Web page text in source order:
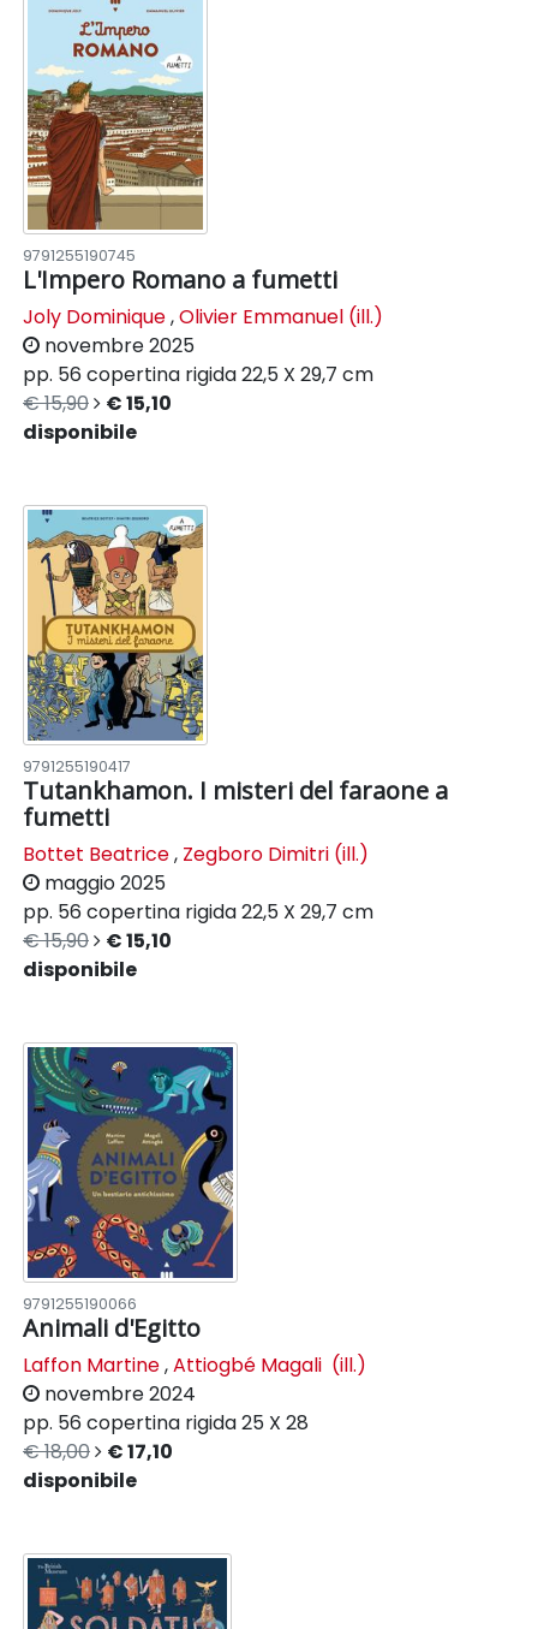
9791255190745
L'Impero Romano a fumetti
Joly Dominique,Olivier Emmanuel (ill.)
novembre 2025
pp. 56 copertina rigida22,5 X 29,7 cm
€ 15,90
€ 15,10
disponibile
9791255190417
Tutankhamon. I misteri del faraone a
fumetti
Bottet Beatrice, Zegboro Dimitri (ill.)
maggio 2025
pp. 56 copertina rigida22,5 X 29,7 cm
€ 15,90
€ 15,10
disponibile
9791255190066
Animali d'Egitto
Laffon Martine,Attiogbé Magali (ill.)
novembre 2024
pp. 56 copertina rigida25 X 28
€ 18,00
€ 17,10
disponibile